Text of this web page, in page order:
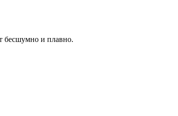
бесшумно и плавно.